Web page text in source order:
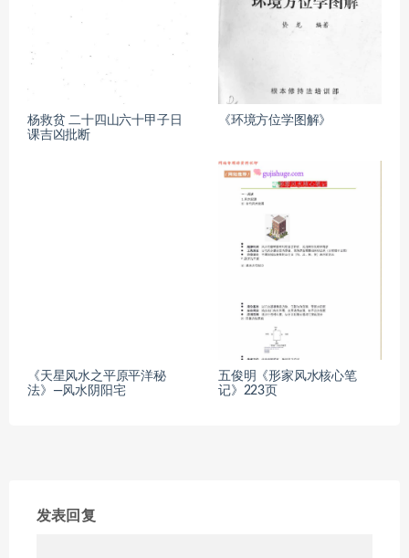
杨救贫 二十四山六十甲子日
课吉凶批断
《环境方位学图解》
《天星风水之平原平洋秘
法》—风水阴阳宅
五俊明《形家风水核心笔
记》223页
发表回复